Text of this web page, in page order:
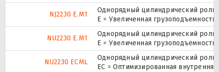
NJ2230 E.M1
Однорядный цилиндрический
E = Увеличенная
NU2230 E.M1
Однорядный цилиндрический
E = Увеличенная
NU2230 ECML
Однорядный цилиндрический
EC = Оптимизированная